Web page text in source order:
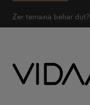
Zer tamaina behar dut?